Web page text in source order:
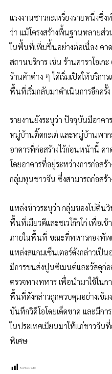
แรงงานชาวกะเหรี่ยงรายหนึ่งซึ่
ว่า แม้โครงสร้างพื้นฐานหลายส่
ในพื้นที่เพิ่มขึ้นอย่างต่อเนื่อง ค
สถานบริการ เช่น ร้านคาราโอเก
ร้านค้าต่าง ๆ ได้เริ่มเปิดให้บริกา
พื้นที่เริ่มกลับมาดำเนินการอีกครั้ง
รายงานยังระบุว่า ปัจจุบันมีอาคา
หมู่บ้านติ๊ดกะเต่ และหมู่บ้านพาก
อาคารที่ก่อสร้างไว้ก่อนหน้านี้ ค
โดยอาคารที่อยู่ระหว่างการก่อส
กลุ่มทุนชาวจีน ซึ่งสามารถก่อสร้า
แหล่งข่าวระบุว่า กลุ่มของโบ่ติ่น
พื้นที่เมียวดีและชเวโก๊กโก่ เพื่อเ
ภายในพื้นที่ ขณะที่ทหารกองทัพ
แหล่งสแกมเซ็นเตอร์ดังกล่าวเป็
มีการขนส่งปูนซีเมนต์และวัสดุก่อ
ตรวจทางทหาร เพื่อนำมาใช้ในก
พื้นที่ดังกล่าวถูกควบคุมอย่างเข้
บันทึกวิดีโอโดยเด็ดขาด และมีกา
ในประเทศเมียนมาให้แก่ชาวจี
พิเศษ
Post Views: 12,106